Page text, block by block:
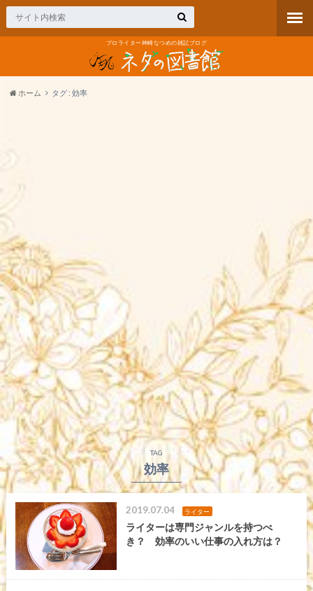
プロライター神崎なつめの雑記ブログ
ホーム タグ : 効率
TAG
効率
2019.07.04 ライター
ライターは専門ジャンルを持つべ
き？ 効率のいい仕事の入れ方は？